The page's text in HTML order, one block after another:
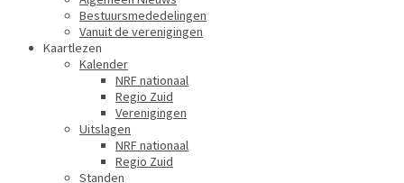
Bestuursmededelingen
Vanuit de verenigingen
Kaartlezen
Kalender
NRF nationaal
Regio Zuid
Verenigingen
Uitslagen
NRF nationaal
Regio Zuid
Standen